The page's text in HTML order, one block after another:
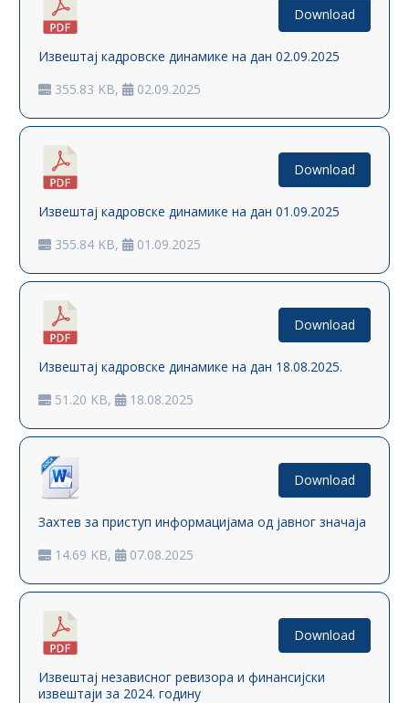
Извештај кадровске динамике на дан 02.09.2025
355.83 KB,
02.09.2025
Download
Извештај кадровске динамике на дан 01.09.2025
355.84 KB,
01.09.2025
Download
Извештај кадровске динамике на дан 18.08.2025.
51.20 KB,
18.08.2025
Download
Захтев за приступ информацијама од јавног значаја
14.69 KB,
07.08.2025
Download
Извештај независног ревизора и финансијски
извештаји за 2024. годину
Download